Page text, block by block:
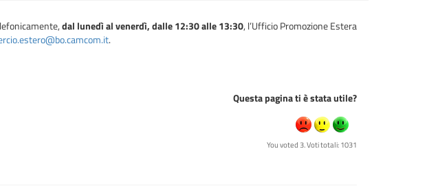
dal lunedì al venerdì, dalle 12:30 alle 13:30, l’Ufficio Promozione Estera
.
Questa pagina ti è stata utile?
You voted 3. Voti totali: 1031